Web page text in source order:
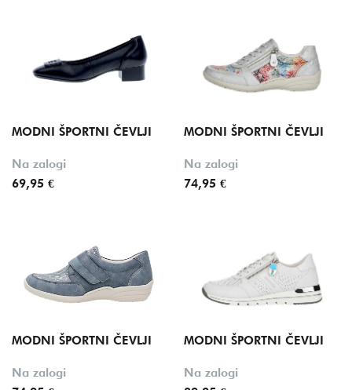
MODNI ŠPORTNI ČEVLJI
Na zalogi
69,95 €
MODNI ŠPORTNI ČEVLJI
Na zalogi
74,95 €
MODNI ŠPORTNI ČEVLJI
Na zalogi
MODNI ŠPORTNI ČEVLJI
Na zalogi